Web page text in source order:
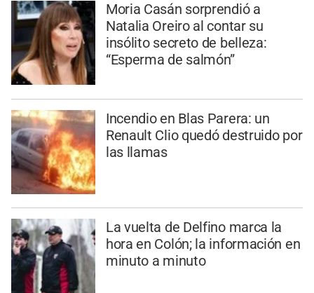
Moria Casán sorprendió a
Natalia Oreiro al contar su
insólito secreto de belleza:
“Esperma de salmón”
Incendio en Blas Parera: un
Renault Clio quedó destruido por
las llamas
La vuelta de Delfino marca la
hora en Colón; la información en
minuto a minuto